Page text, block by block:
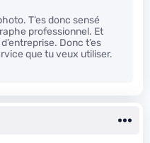
T’es donc sensé
professionnel. Et
Donc t’es
que tu veux utiliser.